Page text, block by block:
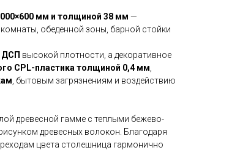
мм и толщиной 38 мм —
обеденной зоны, барной стойки
ДСП высокой плотности, а декоративное
CPL-пластика толщиной 0,4 мм
, бытовым загрязнениям и воздействию
древесной гамме с теплыми бежево-
древесных волокон. Благодаря
цвета столешница гармонично